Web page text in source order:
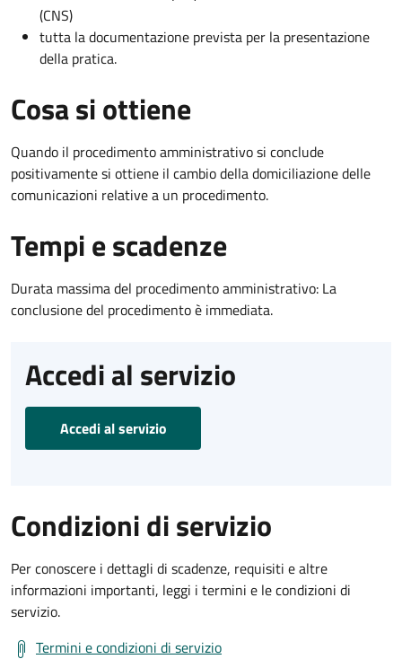
(CNS)
tutta la documentazione prevista per la presentazione
della pratica.
Cosa si ottiene
Quando il procedimento amministrativo si conclude
positivamente si ottiene il cambio della domiciliazione delle
comunicazioni relative a un procedimento.
Tempi e scadenze
Durata massima del procedimento amministrativo: La
conclusione del procedimento è immediata.
Accedi al servizio
Accedi al servizio
Condizioni di servizio
Per conoscere i dettagli di scadenze, requisiti e altre
informazioni importanti, leggi i termini e le condizioni di
servizio.
Termini e condizioni di servizio